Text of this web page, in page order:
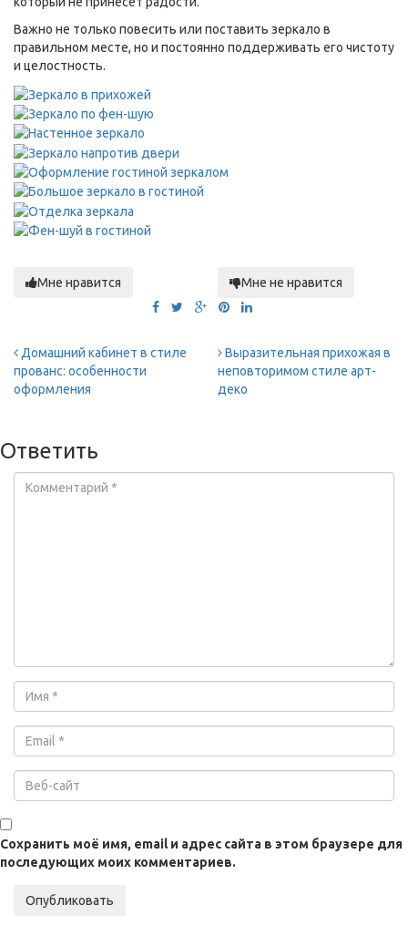
Важно не только повесить или поставить зеркало в
правильном месте, но и постоянно поддерживать его чистоту
и целостность.
Мне нравится Мне не нравится
Домашний кабинет в стиле
прованс: особенности
оформления
Выразительная прихожая в
неповторимом стиле арт-
деко
Ответить
Сохранить моё имя, email и адрес сайта в этом браузере для
последующих моих комментариев.
Опубликовать